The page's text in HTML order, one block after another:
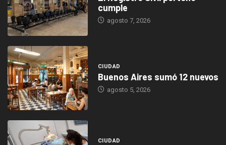
cumple
agosto 7, 2026
CIUDAD
Buenos Aires sumó 12 nuevos
agosto 5, 2026
CIUDAD